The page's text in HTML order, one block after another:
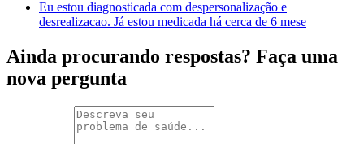
Eu estou diagnosticada com despersonalização e
desrealizacao. Já estou medicada há cerca de 6 mese
Ainda procurando respostas? Faça uma
nova pergunta